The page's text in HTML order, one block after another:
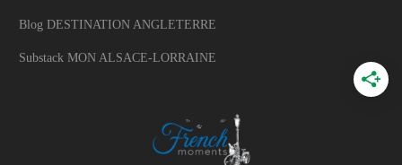
Blog DESTINATION ANGLETERRE
Substack MON ALSACE-LORRAINE